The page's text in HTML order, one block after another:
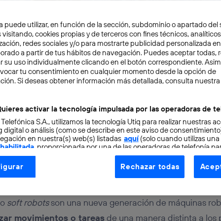
4 min
como modelo para
y flexibles
soft robotsson una nueva generación de máquinas
movimientos o tareasde una manera distinta a los
puede utilizar, en función de la sección, subdominio o apartado del
visitando, cookies propias y de terceros con fines técnicos,
redes sociales y/o para mostrarte publicidad personalizada
a partir de tus hábitos de navegación. Puedes aceptar todas,
su uso individualmente clicando en el botón correspondiente.
tu consentimiento en cualquier momento desde la opción de
Si deseas obtener información más detallada, consulta nuestra
activar la tecnología impulsada por las operadoras de
S.A., utilizamos la tecnología Utiq para realizar nuestras
digital o análisis (como se describe en este aviso de
en nuestra(s) web(s) listadas aquí(solo cuando utilizas una
, proporcionada por una de las operadoras de telefonía
consentimiento en cada página web).
Utiq está diseñada con la privacidad como prioridad
tu dirección IP y otra información de la cuenta de cliente de
a la conexión que utilizas (p. ej., número de teléfono móvil).
Rechazar todas